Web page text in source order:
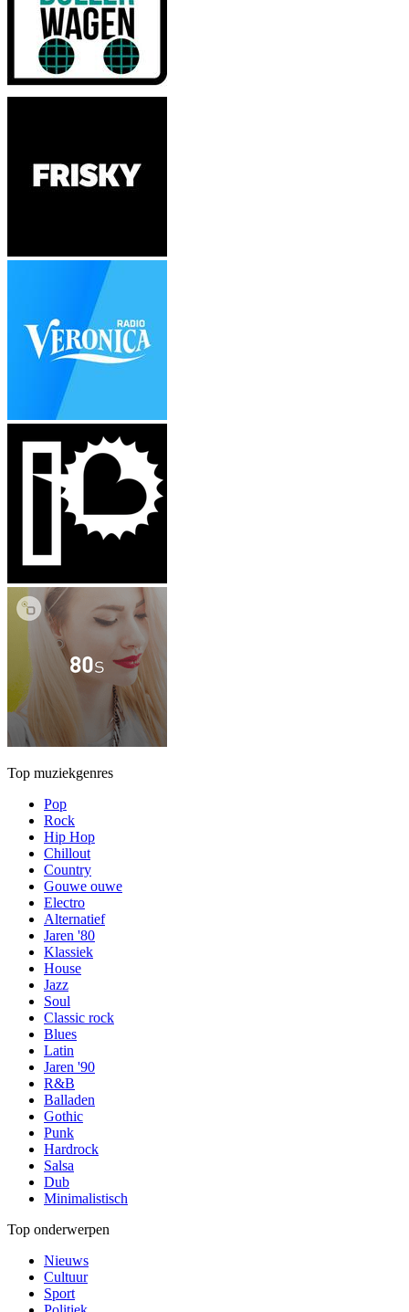
Top muziekgenres
Pop
Rock
Hip Hop
Chillout
Country
Gouwe ouwe
Electro
Alternatief
Jaren '80
Klassiek
House
Jazz
Soul
Classic rock
Blues
Latin
Jaren '90
R&B
Balladen
Gothic
Punk
Hardrock
Salsa
Dub
Minimalistisch
Top onderwerpen
Nieuws
Cultuur
Sport